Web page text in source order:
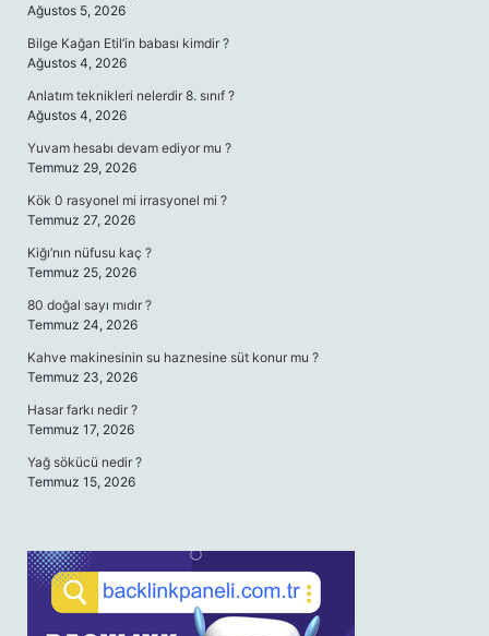
Ağustos 5, 2026
Bilge Kağan Etil’in babası kimdir ?
Ağustos 4, 2026
Anlatım teknikleri nelerdir 8. sınıf ?
Ağustos 4, 2026
Yuvam hesabı devam ediyor mu ?
Temmuz 29, 2026
Kök 0 rasyonel mi irrasyonel mi ?
Temmuz 27, 2026
Kiğı’nın nüfusu kaç ?
Temmuz 25, 2026
80 doğal sayı mıdır ?
Temmuz 24, 2026
Kahve makinesinin su haznesine süt konur mu ?
Temmuz 23, 2026
Hasar farkı nedir ?
Temmuz 17, 2026
Yağ sökücü nedir ?
Temmuz 15, 2026